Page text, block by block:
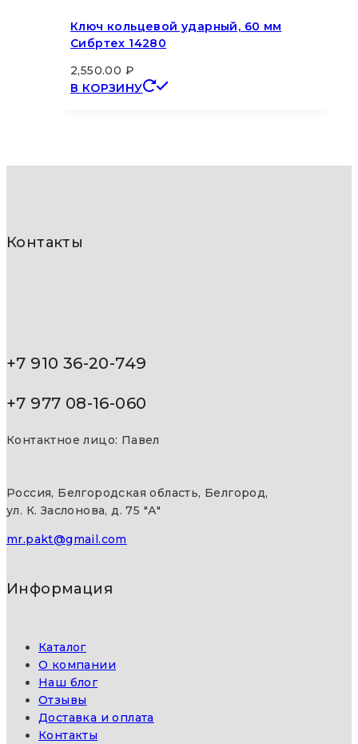
Ключ кольцевой ударный, 60 мм
Сибртех 14280
2,550.00 ₽
В КОРЗИНУ
Контакты
+7 910 36-20-749
+7 977 08-16-060
Контактное лицо: Павел
Россия, Белгородская область, Белгород,
ул. К. Заслонова, д. 75 "А"
mr.pakt@gmail.com
Информация
Каталог
О компании
Наш блог
Отзывы
Доставка и оплата
Контакты